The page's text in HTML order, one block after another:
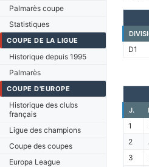
Palmarès coupe
Statistiques
COUPE DE LA LIGUE
Historique depuis 1995
Palmarès
COUPE D'EUROPE
Historique des clubs
français
Ligue des champions
Coupe des coupes
Europa League
D1
J.
1
2
3